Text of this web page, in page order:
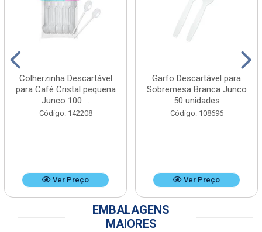
Colherzinha Descartável
para Café Cristal pequena
Junco 100 ...
Código: 142208
Ver Preço
Garfo Descartável para
Sobremesa Branca Junco
50 unidades
Código: 108696
Ver Preço
EMBALAGENS
MAIORES